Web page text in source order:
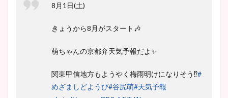
8月1日(土)
きょうから8月がスタート🎶
萌ちゃんの京都弁天気予報だよ✨
関東甲信地方もようやく梅雨明けになりそう⁉️#
めざましどようび#谷尻萌#天気予報